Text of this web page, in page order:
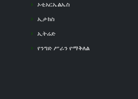
ኦቲአርኤልኤስ
ኢታክስ
ኢትሬድ
የንግድ ሥራን የማቅለል